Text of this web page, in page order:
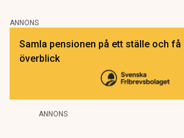
ANNONS
Samla pensionen på ett ställe och få
överblick
ANNONS